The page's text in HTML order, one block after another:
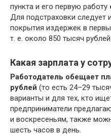
пункта и его первую работу
Для подстраховки следует
покрытия издержек в
т. е. около 850 тысяч рублей.
Какая зарплата у
Работодатель обещает
рублей (то есть 24–29
варианты и для тех, кто
предприниматели
и воскресеньям, также
шесть часов в день.